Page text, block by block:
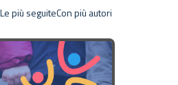
Le più seguiteCon più autori